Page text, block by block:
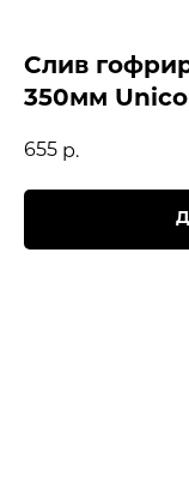
Слив
350мм
655 р.